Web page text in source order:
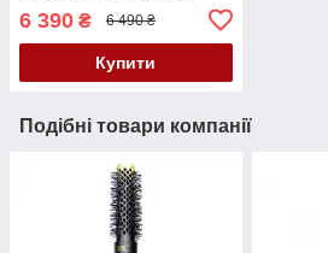
6 390 ₴ 6 490 ₴
Купити
Подібні товари компанії